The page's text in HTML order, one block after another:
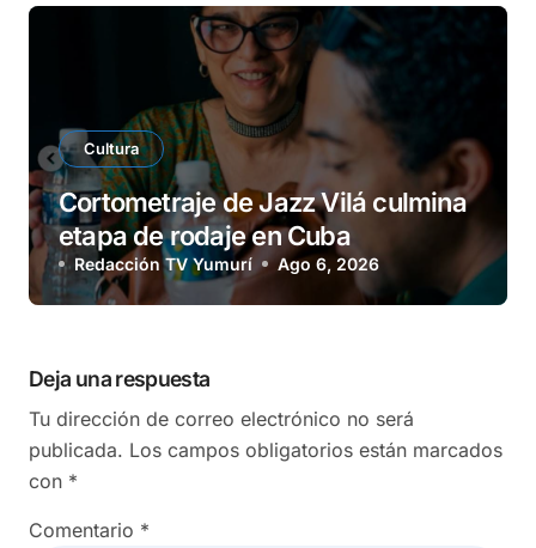
Cultura
Cortometraje de Jazz Vilá culmina
etapa de rodaje en Cuba
Redacción TV Yumurí Ago 6, 2026
Deja una respuesta
Tu dirección de correo electrónico no será
publicada. Los campos obligatorios están marcados
con *
Comentario *